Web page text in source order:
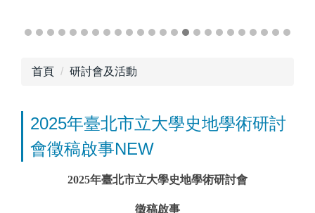
首頁 研討會及活動
2025年臺北市立大學史地學術研討
會徵稿啟事NEW
2025年臺北市立大學史地學術研討會
徵稿啟事